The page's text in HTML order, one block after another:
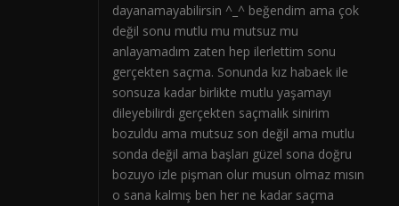
dayanamayabilirsin ^_^ beğendim ama çok
değil sonu mutlu mu mutsuz mu
anlayamadım zaten hep ilerlettim sonu
gerçekten saçma. Sonunda kız habaek ile
sonsuza kadar birlikte mutlu yaşamayı
dileyebilirdi gerçekten saçmalık sinirim
bozuldu ama mutsuz son değil ama mutlu
sonda değil ama başları güzel sona doğru
bozuyo izle pişman olur musun olmaz mısın
o sana kalmış ben her ne kadar saçma